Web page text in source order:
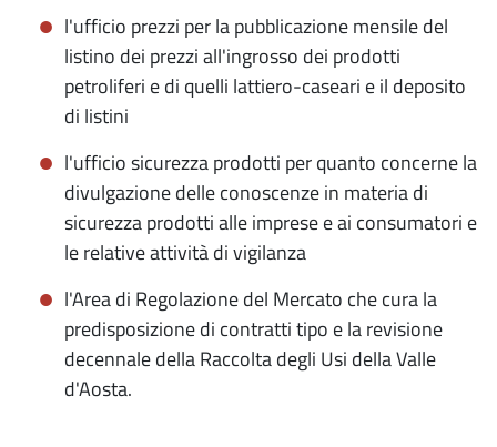
l'ufficio prezzi per la pubblicazione mensile del
listino dei prezzi all'ingrosso dei prodotti
petroliferi e di quelli lattiero-caseari e il deposito
di listini
l'ufficio sicurezza prodotti per quanto concerne la
divulgazione delle conoscenze in materia di
sicurezza prodotti alle imprese e ai consumatori e
le relative attività di vigilanza
l'Area di Regolazione del Mercato che cura la
predisposizione di contratti tipo e la revisione
decennale della Raccolta degli Usi della Valle
d'Aosta.